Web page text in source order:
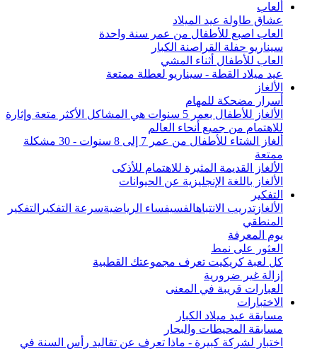
ألعاب
عشاق طاولة عيد الميلاد
العاب اصبع للأطفال من عمر سنة واحدة
سيناريو حفلة القراصنة الكبار
العاب للأطفال أثناء المشي
عيد ميلاد القطة - سيناريو لعطلة ممتعة
الألغاز
أسرار مضحكة للمهام
الألغاز للأطفال بعمر 5 سنوات هي المشاكل الأكثر متعة وإثارة
للاهتمام من جميع أنحاء العالم
ألغاز الشتاء للأطفال من عمر 7 إلى 8 سنوات - 30 مشكلة
ممتعة
الألغاز القديمة المثيرة للاهتمام للأذكى
الألغاز باللغة الإنجليزية عن الحيوانات
التفكير
الألغاز تدريب الانتباهالفسيفساء الرياضيةسرعة التفكير التفكير
المنطقي
يوم المعرفة
العثور على نمط
كل لعبة كريكيت تعرف مجموعتك القطبية
إزالة غير ضرورية
العبارات قريبة في المعنى
الاختبارات
مسابقة عيد ميلاد الكبار
مسابقة المحيطات والبحار
اختبار لشركة كبيرة - ماذا تعرف عن تقاليد رأس السنة في